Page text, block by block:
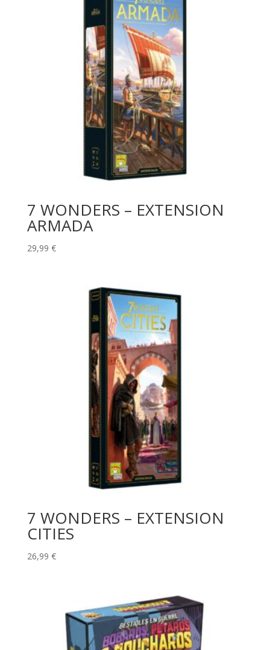
7 WONDERS – EXTENSION
ARMADA
29,99 €
7 WONDERS – EXTENSION
CITIES
26,99 €